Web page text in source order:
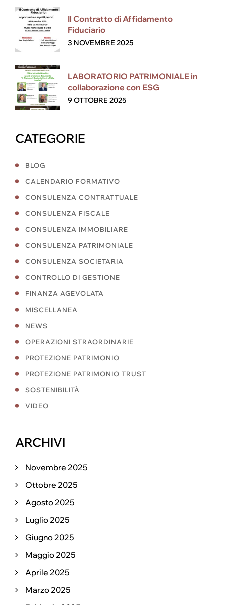
Il Contratto di Affidamento
Fiduciario
3 NOVEMBRE 2025
LABORATORIO PATRIMONIALE in
collaborazione con ESG
9 OTTOBRE 2025
CATEGORIE
BLOG
CALENDARIO FORMATIVO
CONSULENZA CONTRATTUALE
CONSULENZA FISCALE
CONSULENZA IMMOBILIARE
CONSULENZA PATRIMONIALE
CONSULENZA SOCIETARIA
CONTROLLO DI GESTIONE
FINANZA AGEVOLATA
MISCELLANEA
NEWS
OPERAZIONI STRAORDINARIE
PROTEZIONE PATRIMONIO
PROTEZIONE PATRIMONIO TRUST
SOSTENIBILITÀ
VIDEO
ARCHIVI
Novembre 2025
Ottobre 2025
Agosto 2025
Luglio 2025
Giugno 2025
Maggio 2025
Aprile 2025
Marzo 2025